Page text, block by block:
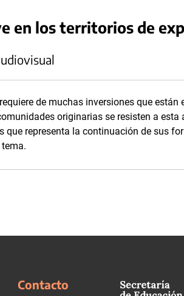
en los territorios de
de muchas inversiones que están
originarias se resisten a esta
que representa la continuación de sus
Contacto